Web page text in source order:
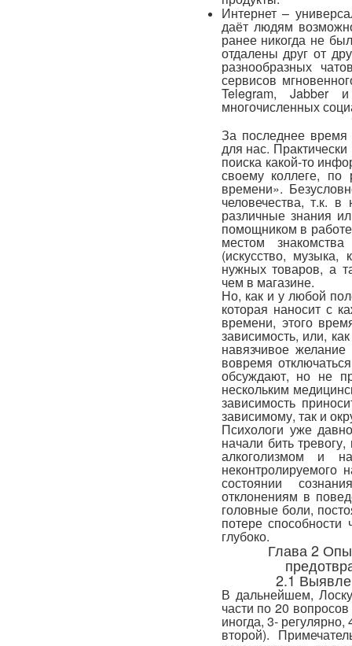
Интернет –
даёт людям
ранее никогда не
отдалены друг от
разнообразных
сервисов
Telegram,
многочисленных
За последнее время
для нас.
поиска какой-то
своему коллеге, по
времени».
человечества, т.к.
различные знания
помощником в
местом
(искусство, музыка,
нужных товаров, а
чем в магазине.
Но, как и у любой
которая наносит с
времени, этого
зависимость, или,
навязчивое
вовремя
обсуждают, но не
нескольким
зависимость
зависимому, так и
Психологи уже
начали бить
алкоголизмом и
состоянии
отклонениям в
головные боли,
потере способности
глубоко.
Глава 2
2.1
В дальнейшем,
части по 20
иногда, 3-
второй).